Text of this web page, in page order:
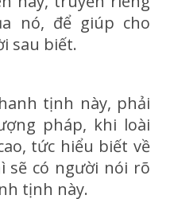
nó, để giúp cho
sau biết.
tịnh này, phải
pháp, khi loài
tức hiểu biết về
sẽ có người nói rõ
tịnh này.